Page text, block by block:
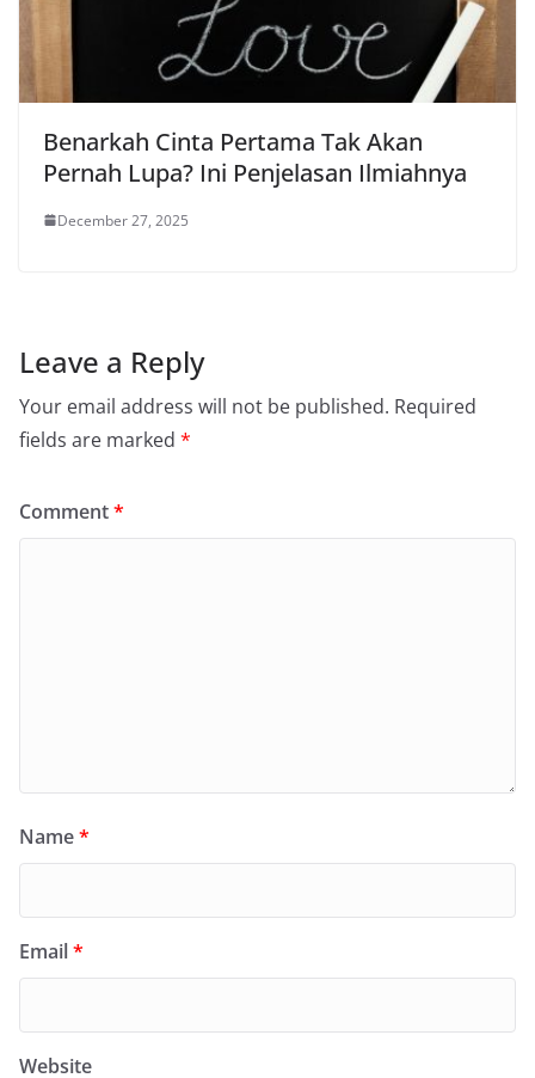
Benarkah Cinta Pertama Tak Akan
Pernah Lupa? Ini Penjelasan Ilmiahnya
December 27, 2025
Leave a Reply
Your email address will not be published. Required
fields are marked *
Comment*
Name*
Email*
Website